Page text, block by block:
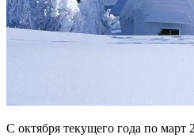
С октября текущего года по март